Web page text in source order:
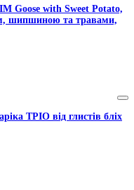
Goose with Sweet Potato,
шипшиною та травами,
ТРІО від глистів бліх